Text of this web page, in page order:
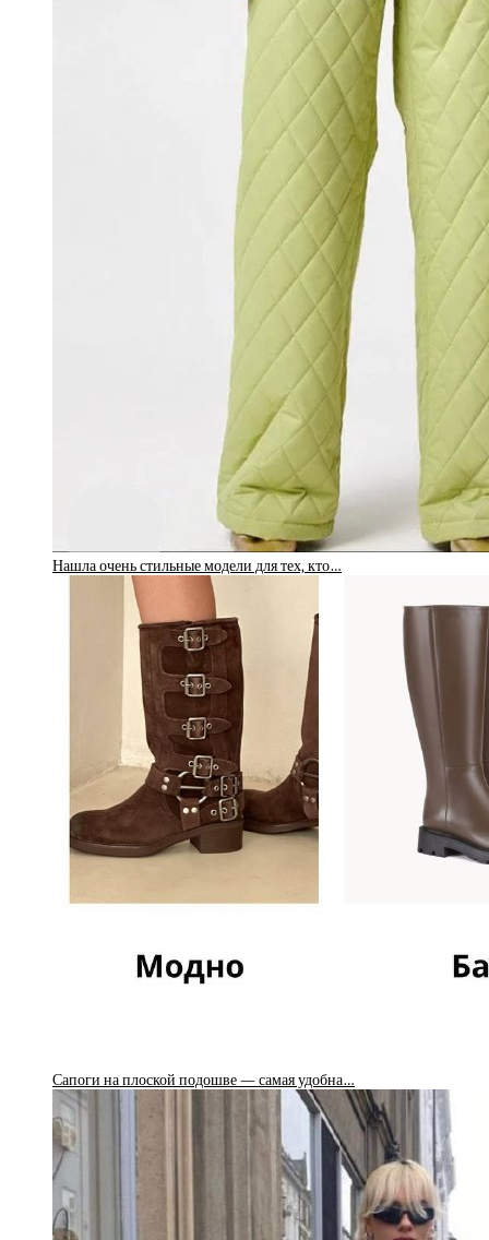
Нашла очень стильные модели для тех, кто…
Сапоги на плоской подошве — самая удобна…